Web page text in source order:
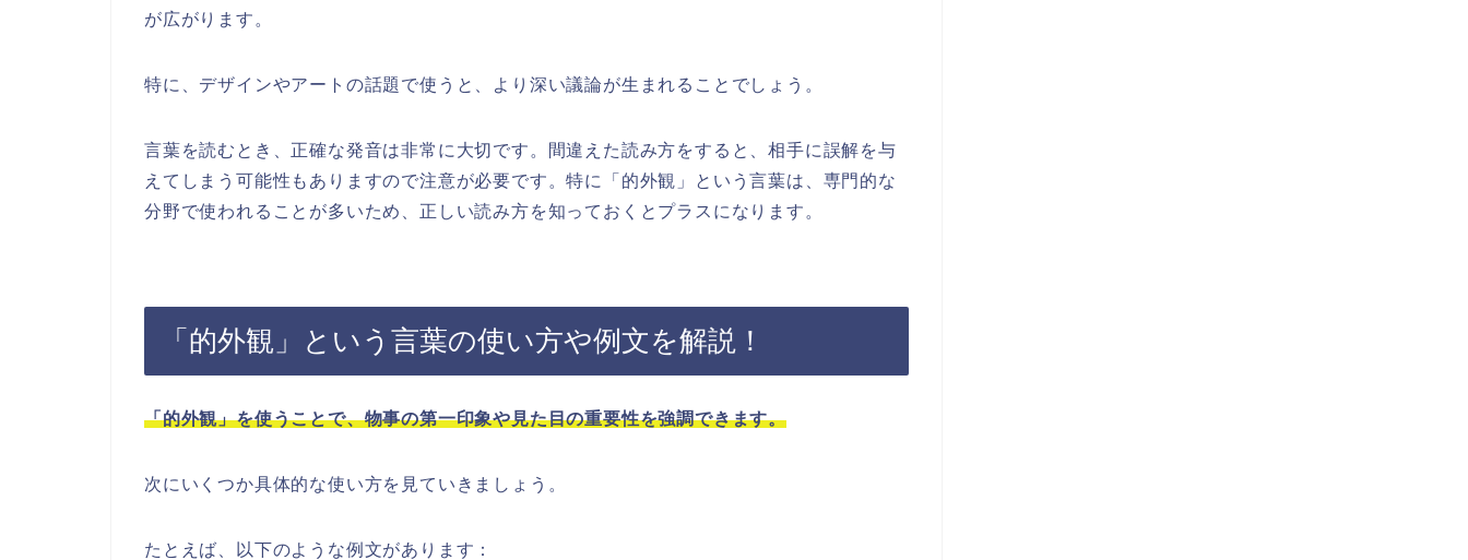
が広がります。
特に、デザインやアートの話題で使うと、より深い議論が生まれることでしょう。
言葉を読むとき、正確な発音は非常に大切です。間違えた読み方をすると、相手に誤解を与
えてしまう可能性もありますので注意が必要です。特に「的外観」という言葉は、専門的な
分野で使われることが多いため、正しい読み方を知っておくとプラスになります。
「的外観」という言葉の使い方や例文を解説！
「的外観」を使うことで、物事の第一印象や見た目の重要性を強調できます。
次にいくつか具体的な使い方を見ていきましょう。
たとえば、以下のような例文があります：